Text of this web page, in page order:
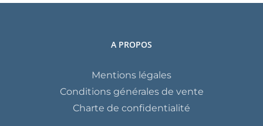
A PROPOS
Mentions légales
Conditions générales de vente
Charte de confidentialité